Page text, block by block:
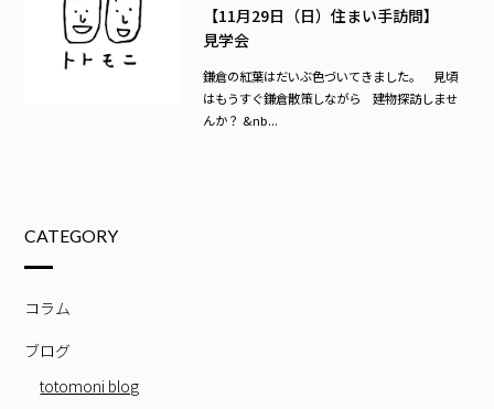
【11月29日（日）住まい手訪問】
見学会
鎌倉の紅葉はだいぶ色づいてきました。 見頃
はもうすぐ鎌倉散策しながら 建物探訪しませ
んか？ &nb...
CATEGORY
コラム
ブログ
totomoni blog